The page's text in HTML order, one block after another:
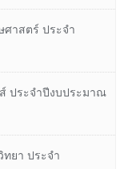
ศาสตร์ ประจํา
ประจําปีงบประมาณ
ทยา ประจํา